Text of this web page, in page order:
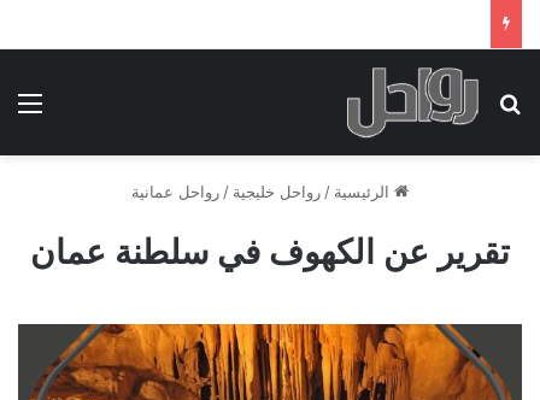
بحث عن
الرئيسية / رواحل خليجية / رواحل عمانية
تقرير عن الكهوف في سلطنة عمان